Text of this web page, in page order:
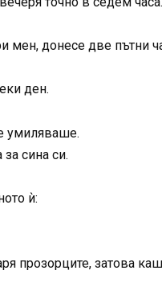
мен, донесе две пътни
ден.
умиляваше.
сина си.
ѝ:
прозорците, затова